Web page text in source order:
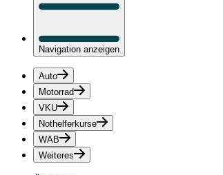
Navigation anzeigen
Auto
Motorrad
VKU
Nothelferkurse
WAB
Weiteres